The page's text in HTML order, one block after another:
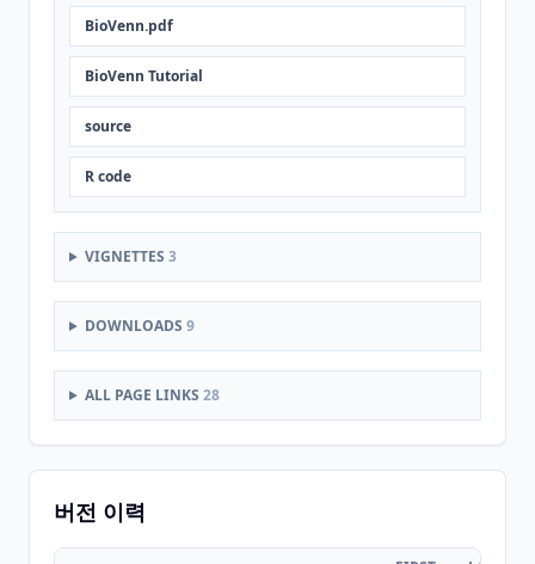
BioVenn.pdf
BioVenn Tutorial
source
R code
VIGNETTES 3
DOWNLOADS 9
ALL PAGE LINKS 28
버전 이력